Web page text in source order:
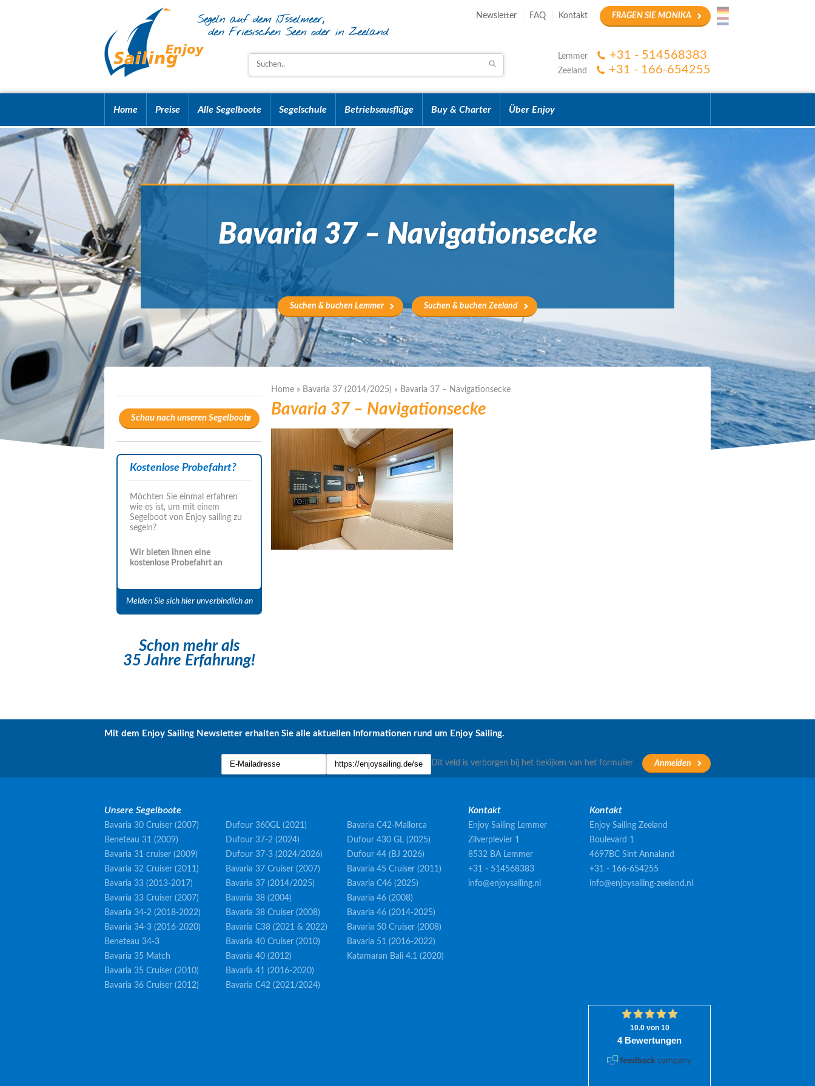
FRAGEN SIE MONIKA
Newsletter FAQ Kontakt
Lemmer +31 - 514568383
Zeeland +31 - 166-654255
Home Preise Alle Segelboote Segelschule Betriebsausflüge Buy & Charter Über Enjoy
Bavaria 37 – Navigationsecke
Suchen & buchen Lemmer Suchen & buchen Zeeland
Home » Bavaria 37 (2014/2025) » Bavaria 37 – Navigationsecke
Bavaria 37 – Navigationsecke
Schau nach unseren Segelboote
Kostenlose Probefahrt?
Möchten Sie einmal erfahren
wie es ist, um mit einem
Segelboot von Enjoy sailing zu
segeln?
Wir bieten Ihnen eine
kostenlose Probefahrt an
Melden Sie sich hier unverbindlich an
Schon mehr als
35 Jahre Erfahrung!
Mit dem Enjoy Sailing Newsletter erhalten Sie alle aktuellen Informationen rund um Enjoy Sailing.
Dit veld is verborgen bij het bekijken van het formulier
Unsere Segelboote
Bavaria 30 Cruiser (2007)
Beneteau 31 (2009)
Bavaria 31 cruiser (2009)
Bavaria 32 Cruiser (2011)
Bavaria 33 (2013-2017)
Bavaria 33 Cruiser (2007)
Bavaria 34-2 (2018-2022)
Bavaria 34-3 (2016-2020)
Beneteau 34-3
Bavaria 35 Match
Bavaria 35 Cruiser (2010)
Bavaria 36 Cruiser (2012)
Dufour 360GL (2021)
Dufour 37-2 (2024)
Dufour 37-3 (2024/2026)
Bavaria 37 Cruiser (2007)
Bavaria 37 (2014/2025)
Bavaria 38 (2004)
Bavaria 38 Cruiser (2008)
Bavaria C38 (2021 & 2022)
Bavaria 40 Cruiser (2010)
Bavaria 40 (2012)
Bavaria 41 (2016-2020)
Bavaria C42 (2021/2024)
Bavaria C42-Mallorca
Dufour 430 GL (2025)
Dufour 44 (BJ 2026)
Bavaria 45 Cruiser (2011)
Bavaria C46 (2025)
Bavaria 46 (2008)
Bavaria 46 (2014-2025)
Bavaria 50 Cruiser (2008)
Bavaria 51 (2016-2022)
Katamaran Bali 4.1 (2020)
Kontakt
Enjoy Sailing Lemmer
Zilverplevier 1
8532 BA Lemmer
+31 - 514568383
info@enjoysailing.nl
Kontakt
Enjoy Sailing Zeeland
Boulevard 1
4697BC Sint Annaland
+31 - 166-654255
info@enjoysailing-zeeland.nl